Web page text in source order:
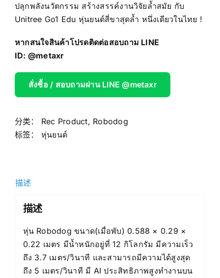
ปลุกพลังนวัตกรรม สร้างสรรค์งานวิจัยล้ำสมัย กับ
Unitree Go1 Edu หุ่นยนต์สี่ขาสุดล้ำ หนึ่งเดียวในไทย !
หากสนใจสินค้าโปรดติดต่อสอบถาม LINE
ID: @metaxr
สั่งซื้อ / สอบถามผ่าน LINE @metaxr
分类： Rec Product, Robodog
标签： หุ่นยนต์
描述
描述
หุ่น Robodog ขนาด(เมื่อพับ) 0.588 × 0.29 ×
0.22 เมตร มีน้ำหนักอยู่ที่ 12 กิโลกรัม มีความเร็ว
ถึง 3.7 เมตร/วินาที และสามารถมีความได้สูงสุด
ถึง 5 เมตร/วินาที มี AI ประสิทธิภาพสูงทำงานบน